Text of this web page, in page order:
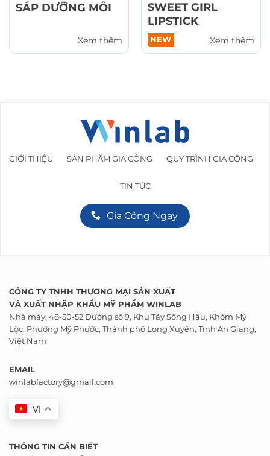
SÁP DƯỠNG MÔI
Xem thêm NEW
SWEET GIRL
LIPSTICK
Xem thêm
GIỚI THIỆU SẢN PHẨM GIA CÔNG QUY TRÌNH GIA CÔNG
TIN TỨC
Gia Công Ngay
CÔNG TY TNHH THƯƠNG MẠI SẢN XUẤT
VÀ XUẤT NHẬP KHẨU MỸ PHẨM WINLAB
Nhà máy: 48-50-52 Đường số 9, Khu Tây Sông Hậu, Khóm Mỹ
Lộc, Phường Mỹ Phước, Thành phố Long Xuyên, Tỉnh An Giang,
Việt Nam
EMAIL
winlabfactory@gmail.com
VI
THÔNG TIN CẦN BIẾT